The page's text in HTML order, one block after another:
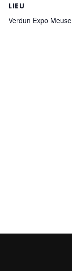
LIEU
Verdun Expo Meuse